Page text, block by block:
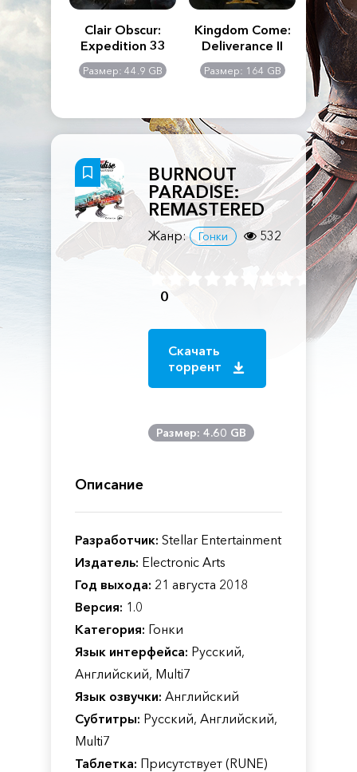
Creed
Clair Obscur:
Expedition 33
Размер: 44.9 GB
Kingdom Come:
Deliverance II
Размер: 164 GB
The
BURNOUT
PARADISE:
REMASTERED
Жанр: Гонки 532
0
Скачать
торрент
Размер: 4.60 GB
Описание
Разработчик: Stellar Entertainment
Издатель: Electronic Arts
Год выхода: 21 августа 2018
Версия: 1.0
Категория: Гонки
Язык интерфейса: Русский,
Английский, Multi7
Язык озвучки: Английский
Субтитры: Русский, Английский,
Multi7
Таблетка: Присутствует (RUNE)